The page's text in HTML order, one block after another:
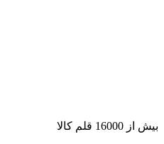
بیش از 16000 قلم کالا